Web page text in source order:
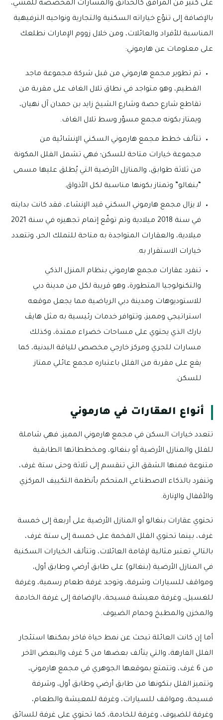
على كثير من المرافق كالحدائق والمسارات المخصصة للمشي،
بالإضافة إلى تنوّع خياراته السكنية والتجارية ونواحيه الترفيهية
المناسبة للأفراد والعائلات، ومن خلال زووم الإمارات نطلعك
على معلومات عن هارموني:
تم تطوير مجمع هارموني من قبل شركة مجموعة ماجد
الفطيم، وهو متواجد في نطاق تلال الغاف على مقربة من
تقاطع شارع حصة وشارع الشيخ زايد بن حمدان آل نهيان،
ويمتاز بكونه مجمع مسوّر وسط تلال الغاف.
تتألف خطط مجمع هارموني السكني الإنشائية من
مجموعة خيارات متاحة للسكن؛ فهي تشمل الفلل المكونة
من ثلاثة طوابق، والمنازل الأرضية التي يُطلق عليها مسمى
“بنغالو” وتمتاز بكونها مناسبة لكل الأذواق.
لا يزال مجمع هارموني السكني قيد الإنشاء، فقد كانت بدايته
في سنة 2018 ميلادية وتم توقّع إتمام تجهيزه في سنة 2021
ميلادية، والعقارات المتواجدة به متاحة للتملك الحر، وتتعدد
خيارات الاستقرار به.
تنفرد عقارات مجمع هارموني بنظام المنزل الذكي
والتكنولوجيا المتطورة، وهو قريبة لكل من مدينة دبي
للاستوديوهات ومدينة دبي الرياضية مما يجعل موقعه
استراتيجي ومميز، وتتوافر خدمات رئيسية به مثل هايڤ
بارك الذي يحتوي على مساحات خضراء ممتدة، وكذلك
مسارات للجري ومركز خارجي مخصص للياقة البدنية، كما
يقع على مقربة من الفلل باعتباره مجمع عائلي ممتاز
للسكن.
أنواع العقارات في هارموني
تتعدد خيارات السكن في مجمع هارموني المميز، فهي شاملة
للفلل والمنازل الأرضية أو بنغالو، ومخططاتها الطابقية
متنوعة فمنها الشقق التي تنقسم إلى ثلاثة وحتى ستة غرف،
وتنفرد بالذكاء الاصطناعي المتحكم بأنظمة التكييف المركزي
والأقفال والإنارة.
تحتوي عقارات بنغالو أو المنازل الأرضية على أربعة إلى خمسة
غرف، بينما تحتوي الفلل الفخمة على خمسة إلى ستة غرف،
بالتالي تعتبر مثالية لإقامة العائلات، وتتألف الخيارات السكنية
في المنازل الأرضية (بنغالو) على طابق أرضي وطابق أول،
ومواقف للسيارات وشرفة، وتوجد غرفة طعام رسمية، وغرفة
للغسيل، وغرفة معيشة فسيحة، بالإضافة إلى غرفة الخادمة
والمخزن والمطبخ وحمام الضيوف.
أما إن كانت العائلة تبحث عن نمط حياة فاخر بمكنها استئجار
الفلل الفارهة، والتي يتألف بعضها من 5 غرف والبعض الآخر
من 6 غرف، وتتمتع بموقعها الجوهري في مجمع هارموني،
وتتميز الفلل بتكونها من طابق أرضي وطابق أول، وشرفة
فسيحة، ومواقف للسيارات، وغرفة للمعيشة والطعام،
وغرفة للضيوف، وغرفة للخادمة، كما تحتوي على غرفة للسائق